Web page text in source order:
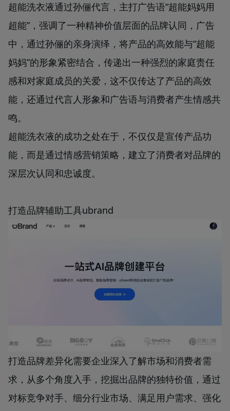
超能洗衣液通过孙俪代言，主打广告语“超能妈妈用
超能”，强调了一种精神价值层面的品牌认同，广告
中，通过孙俪的亲身演绎，将产品的高效能与“超能
妈妈”的形象紧密结合，传递出一种强烈的家庭责任
感和对家庭成员的关爱，这不仅传达了产品的高效
能，还通过代言人形象和广告语与消费者产生情感共
鸣。
超能洗衣液的成功之处在于，不仅仅是宣传产品功
能，而是通过情感营销策略，建立了消费者对品牌的
深层次认同和忠诚度。
打造品牌辅助工具ubrand
打造品牌差异化需要企业深入了解市场和消费者需
求，从多个角度入手，挖掘出品牌的独特价值，通过
对标竞争对手、细分行业市场、满足用户需求、强化